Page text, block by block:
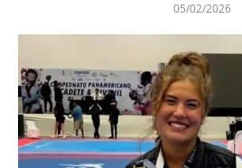
05/02/2026